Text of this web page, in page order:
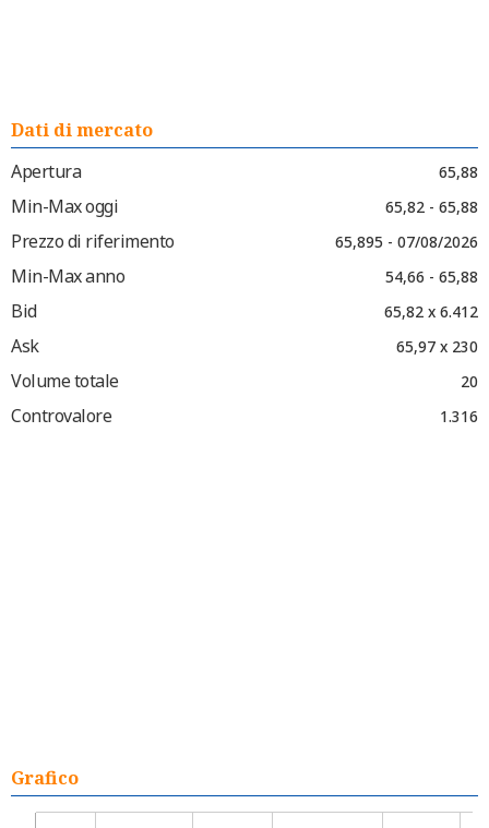
Dati di mercato
Apertura
65,88
Min-Max oggi 65,82 - 65,88
Prezzo di riferimento 65,895 - 07/08/2026
Min-Max anno 54,66 - 65,88
Bid 65,82 x 6.412
Ask 65,97 x 230
Volume totale 20
Controvalore 1.316
Grafico